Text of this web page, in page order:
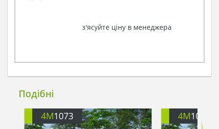
з'ясуйте ціну в менеджера
Подібні
4M1073 4M1073